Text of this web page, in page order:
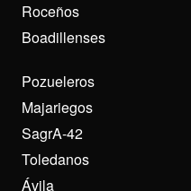
Roceños
Boadillenses
Pozueleros
Majariegos
SagrA-42
Toledanos
Ávila